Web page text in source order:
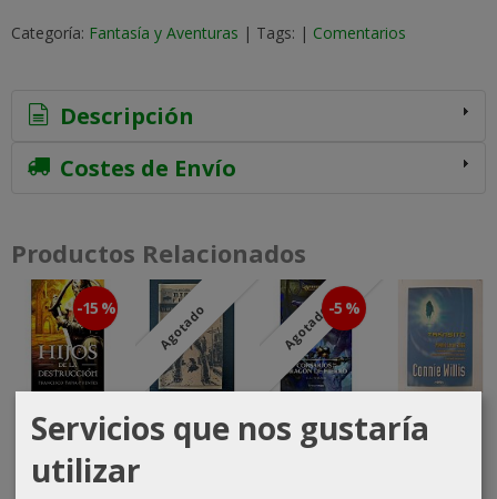
Categoría: Fantasía y Aventuras | Tags: | Comentarios
Descripción
Costes de Envío
Productos Relacionados
-15 %
Hijos de la
destrucción
(2ª Edición)
Agotado
Gigante de
Agotado-5 %
Corsarios de
la Dragón de
Tránsito
15,00 €
Servicios que nos gustaría
utilizar